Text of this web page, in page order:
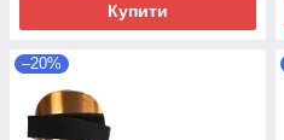
Купити
–20%